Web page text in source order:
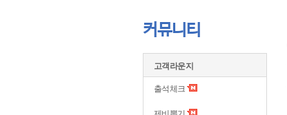
커뮤니티
고객라운지
출석체크